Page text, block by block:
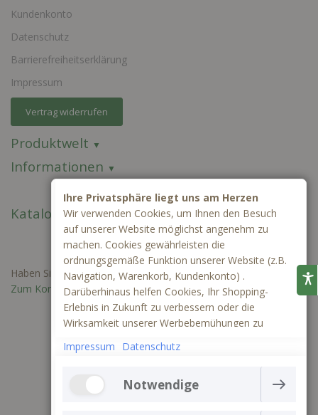
Kundenkonto
Datenschutz
Barrierefreiheitserklärung
Impressum
Vertrag widerrufen
Produktwelt
Informationen
Kataloge
Haben Sie Fragen oder benötigen Sie ein individuelles Angebot?
Zum Kontaktformular
Ihre Privatsphäre liegt uns am Herzen
Wir verwenden Cookies, um Ihnen den Besuch
auf unserer Website möglichst angenehm zu
machen. Cookies gewährleisten die
ordnungsgemäße Funktion unserer Website (z.B.
Navigation, Warenkorb, Kundenkonto) .
Darüberhinaus helfen Cookies, Ihr Shopping-
Erlebnis in Zukunft zu verbessern oder die
Wirksamkeit unserer Werbebemühungen zu
Cookies und Tracking mittels Google Analytics
besser verstehen, wie unsere Seite genutzt wird.
Impressum Datenschutz
Notwendige
Die Webseite kann ohne notwendige Cookies nicht